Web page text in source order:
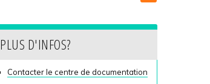
PLUS D'INFOS?
Contacter le centre de documentation